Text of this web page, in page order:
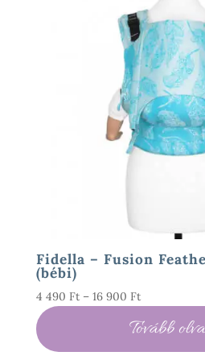
Fidella – Fusion
(bébi)
4 490 Ft – 16 900 FtÁrtartomány:
490 Ft
-
Tovább